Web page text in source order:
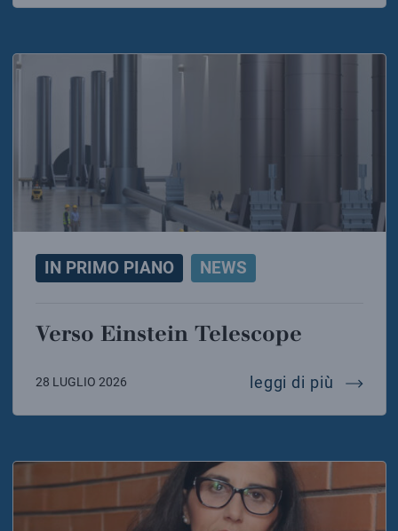
IN PRIMO PIANO NEWS
Verso Einstein Telescope
28 LUGLIO 2026 leggi di più verso